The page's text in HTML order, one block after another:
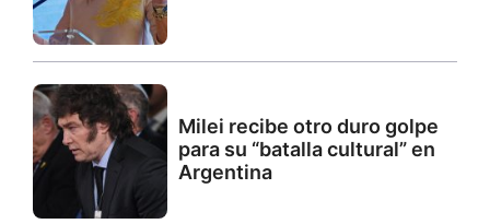
Milei recibe otro duro golpe
para su “batalla cultural” en
Argentina